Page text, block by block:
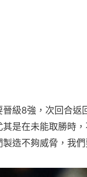
晉級8強，次回合
其是在未能取勝時
造不夠威脅，我們